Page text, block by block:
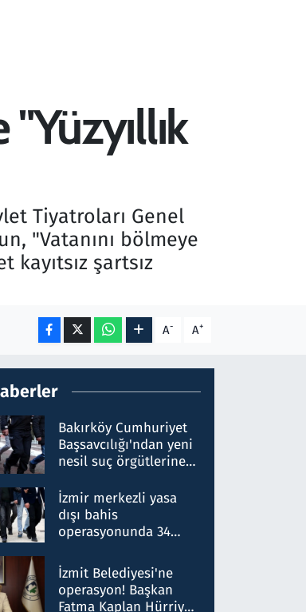
Tiyatroları Genel
"Vatanını bölmeye
şartsız
A- A+
Bakırköy Cumhuriyet
Başsavcılığı'ndan yeni
nesil suç örgütlerine
hakkında gözaltı kararı
İzmir merkezli yasa
dışı bahis
operasyonunda 34
Milyar liralık para
trafiği tespit edildi
İzmit Belediyesi'ne
operasyon! Başkan
Fatma Kaplan Hürriyet